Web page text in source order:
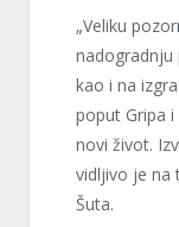
„Veliku
kao i na
poput Gripa
novi život.
vidljivo je na
Šuta.